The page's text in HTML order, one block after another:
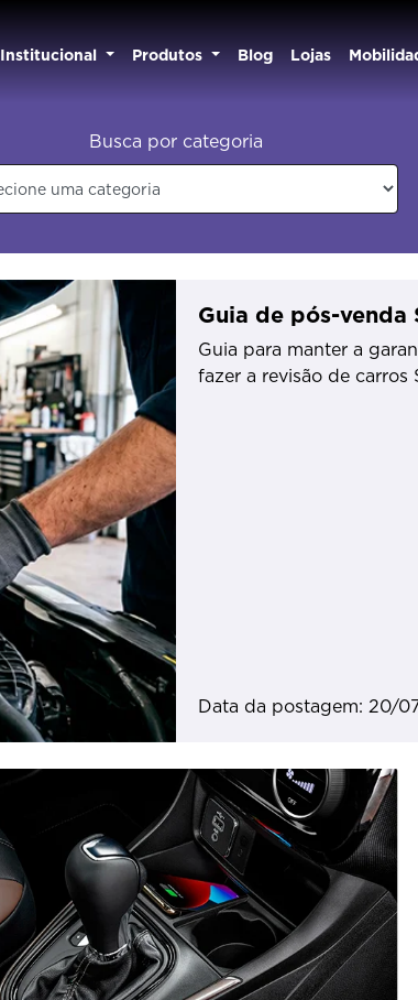
Institucional Produtos Blog Lojas
Busca por categoria
Guia de pós-
Guia para manter a
fazer a revisão de carros
Data da postagem: 20/